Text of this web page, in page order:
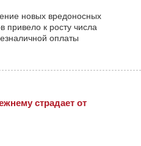
новых вредоносных
привело к росту числа
оплаты
страдает от